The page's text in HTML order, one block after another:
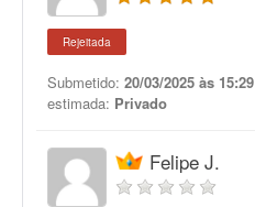
Rejeitada
Submetido: 20/03/2025 às 15:29
estimada: Privado
Felipe J.